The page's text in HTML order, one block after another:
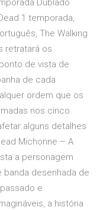
Dublado
1 temporada,
The Walking
retratará os
de vista de
de cada
ordem que os
nos cinco
alguns detalhes
Michonne – A
a personagem
desenhada de
e
a história